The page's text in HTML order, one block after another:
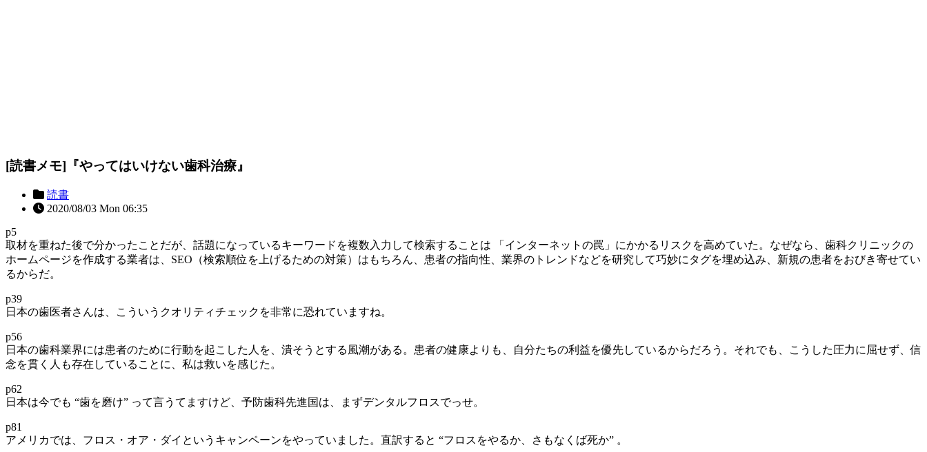
[読書メモ]『やってはいけない歯科治療』
読書
2020/08/03 Mon 06:35
p5
取材を重ねた後で分かったことだが、話題になっているキーワードを複数入力して検索することは 「インターネットの罠」にかかるリスクを高めていた。なぜなら、歯科クリニックの
ホームページを作成する業者は、SEO（検索順位を上げるための対策）はもちろん、患者の指向性、業界のトレンドなどを研究して巧妙にタグを埋め込み、新規の患者をおびき寄せてい
るからだ。
p39
日本の歯医者さんは、こういうクオリティチェックを非常に恐れていますね。
p56
日本の歯科業界には患者のために行動を起こした人を、潰そうとする風潮がある。患者の健康よりも、自分たちの利益を優先しているからだろう。それでも、こうした圧力に屈せず、信
念を貫く人も存在していることに、私は救いを感じた。
p62
日本は今でも “歯を磨け” って言うてますけど、予防歯科先進国は、まずデンタルフロスでっせ。
p81
アメリカでは、フロス・オア・ダイというキャンペーンをやっていました。直訳すると “フロスをやるか、さもなくば死か” 。